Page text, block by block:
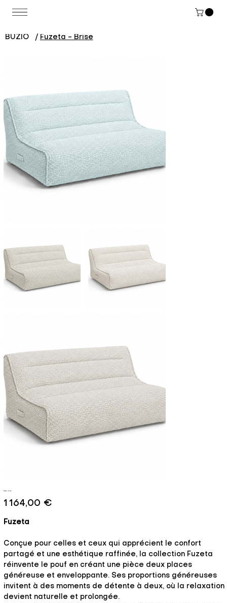
BUZIO / Fuzeta - Brise
Prix
1 164,00 €
Fuzeta
Conçue pour celles et ceux qui apprécient le confort
partagé et une esthétique raffinée, la collection Fuzeta
réinvente le pouf en créant une pièce deux places
généreuse et enveloppante. Ses proportions généreuses
invitent à des moments de détente à deux, où la relaxation
devient naturelle et prolongée.